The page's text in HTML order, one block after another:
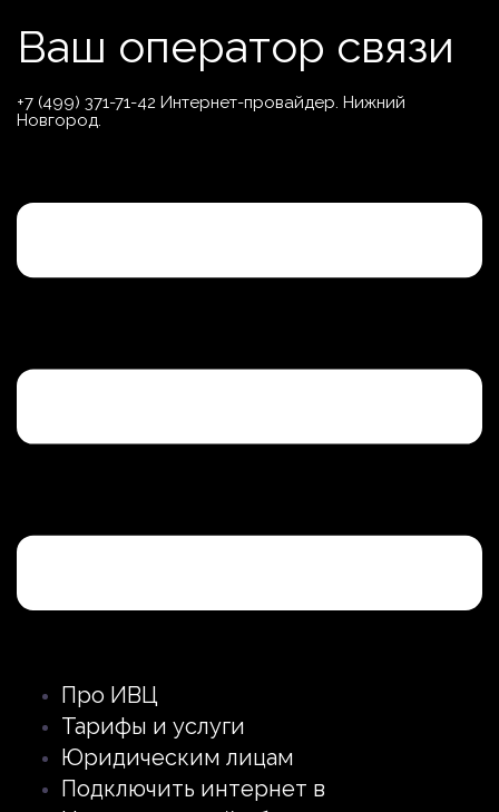
содержимому
Ваш оператор связи
+7 (499) 371-71-42 Интернет-провайдер. Нижний
Новгород.
Про ИВЦ
Тарифы и услуги
Юридическим лицам
Подключить интернет в